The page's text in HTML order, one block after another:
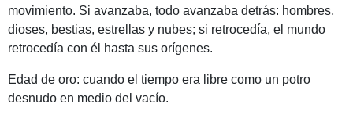
movimiento. Si avanzaba, todo avanzaba detrás: hombres,
dioses, bestias, estrellas y nubes; si retrocedía, el mundo
retrocedía con él hasta sus orígenes.
Edad de oro: cuando el tiempo era libre como un potro
desnudo en medio del vacío.